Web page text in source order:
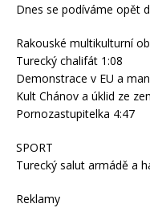
Dnes se podíváme opět
Rakouské multikulturní
Turecký chalifát 1:08
Demonstrace v EU a
Kult Chánov a úklid ze
Pornozastupitelka 4:47
SPORT
Turecký salut armádě a
Reklamy